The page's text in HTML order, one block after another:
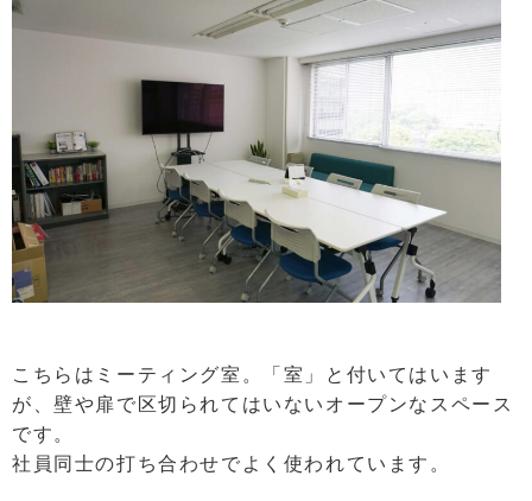
こちらはミーティング室。「室」と付いてはいます
が、壁や扉で区切られてはいないオープンなスペース
です。
社員同士の打ち合わせでよく使われています。